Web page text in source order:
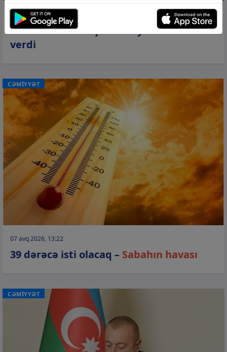
07 avq 2026, 13:57
Prezident Samir Şərifova yüksək vəzifə
verdi
CƏMİYYƏT
07 avq 2026, 13:22
39 dərəcə isti olacaq – Sabahın havası
CƏMİYYƏT